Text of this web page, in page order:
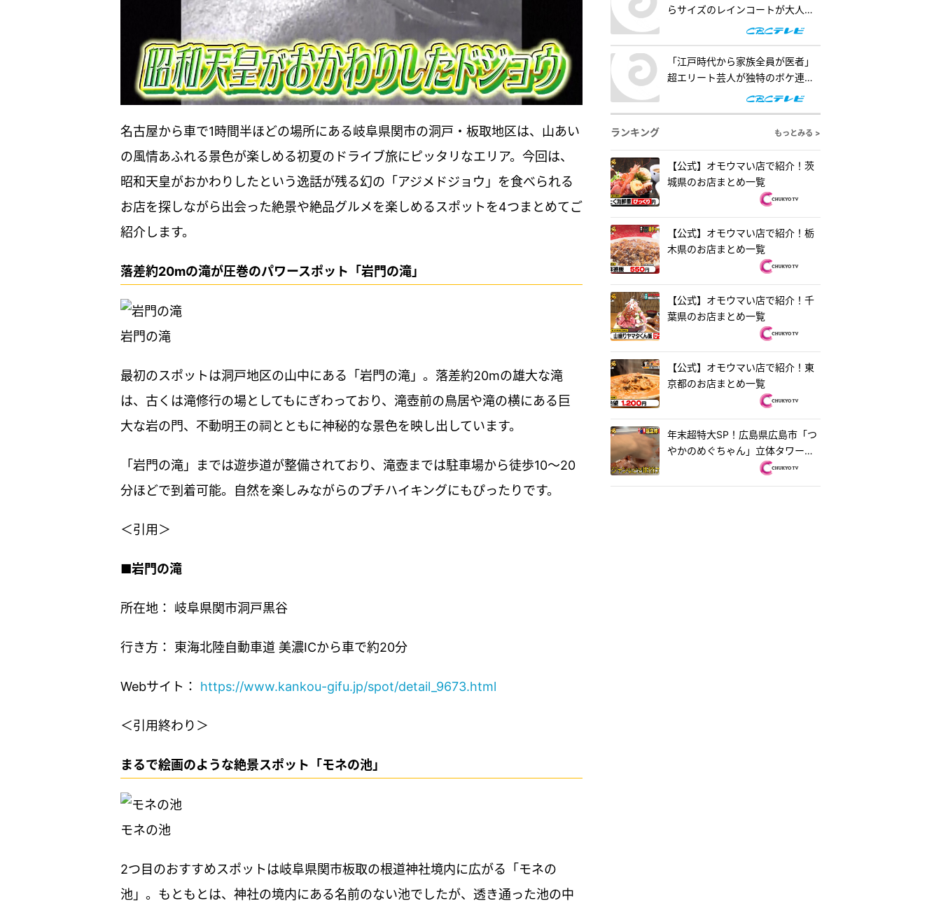
名古屋から車で1時間半ほどの場所にある岐阜県関市の洞戸・板取地区は、山あい
の風情あふれる景色が楽しめる初夏のドライブ旅にピッタリなエリア。今回は、
昭和天皇がおかわりしたという逸話が残る幻の「アジメドジョウ」を食べられる
お店を探しながら出会った絶景や絶品グルメを楽しめるスポットを4つまとめてご
紹介します。
落差約20mの滝が圧巻のパワースポット「岩門の滝」
岩門の滝
最初のスポットは洞戸地区の山中にある「岩門の滝」。落差約20mの雄大な滝
は、古くは滝修行の場としてもにぎわっており、滝壺前の鳥居や滝の横にある巨
大な岩の門、不動明王の祠とともに神秘的な景色を映し出しています。
「岩門の滝」までは遊歩道が整備されており、滝壺までは駐車場から徒歩10～20
分ほどで到着可能。自然を楽しみながらのプチハイキングにもぴったりです。
＜引用＞
■岩門の滝
所在地： 岐阜県関市洞戸黒谷
行き方： 東海北陸自動車道 美濃ICから車で約20分
Webサイト： https://www.kankou-gifu.jp/spot/detail_9673.html
＜引用終わり＞
まるで絵画のような絶景スポット「モネの池」
モネの池
2つ目のおすすめスポットは岐阜県関市板取の根道神社境内に広がる「モネの
池」。もともとは、神社の境内にある名前のない池でしたが、透き通った池の中
らサイズのレインコートが大人
気！「ダイソー」で買える夏の便
「江戸時代から家族全員が医者」
超エリート芸人が独特のボケ連
発！自作ゲームで三上悠亜が歌声
ランキング
もっとみる >
【公式】オモウマい店で紹介！茨
城県のお店まとめ一覧
【公式】オモウマい店で紹介！栃
木県のお店まとめ一覧
【公式】オモウマい店で紹介！千
葉県のお店まとめ一覧
【公式】オモウマい店で紹介！東
京都のお店まとめ一覧
年末超特大SP！広島県広島市「つ
やかのめぐちゃん」立体タワーお
好み焼き＆茨城県水戸市「ラーメ